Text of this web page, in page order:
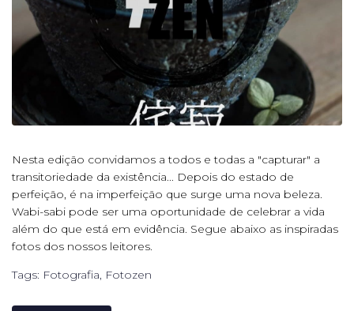
Nesta edição convidamos a todos e todas a "capturar" a
transitoriedade da existência... Depois do estado de
perfeição, é na imperfeição que surge uma nova beleza.
Wabi-sabi pode ser uma oportunidade de celebrar a vida
além do que está em evidência. Segue abaixo as inspiradas
fotos dos nossos leitores.
Tags: Fotografia, Fotozen